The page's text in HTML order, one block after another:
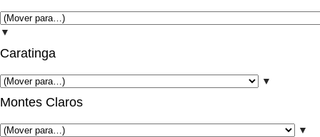
▼
Caratinga
▼
Montes Claros
▼